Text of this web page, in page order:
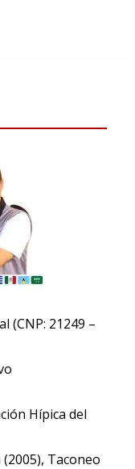
(CNP: 21249 –
Hípica del
Taconeo